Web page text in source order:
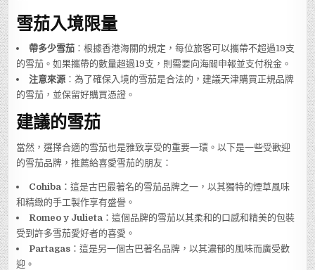
雪茄入境限量
帶多少雪茄 ：根據香港海關的規定，每位旅客可以攜帶不超過19支
的雪茄。如果攜帶的數量超過19支，則需要向海關申報並支付稅金。
注意來源 ：為了確保入境的雪茄是合法的，建議天津購買正規品牌
的雪茄，並保留好購買憑證。
建議的雪茄
當然，選擇合適的雪茄也是雅致享受的重要一環。以下是一些受歡迎
的雪茄品牌，推薦給喜愛雪茄的朋友：
Cohiba ：這是古巴最著名的雪茄品牌之一，以其獨特的煙草風味
和精緻的手工製作享有盛譽。
Romeo y Julieta ：這個品牌的雪茄以其柔和的口感和精美的包裝
受到許多雪茄愛好者的喜愛。
Partagas ：這是另一個古巴著名品牌，以其濃郁的風味而廣受歡
迎。